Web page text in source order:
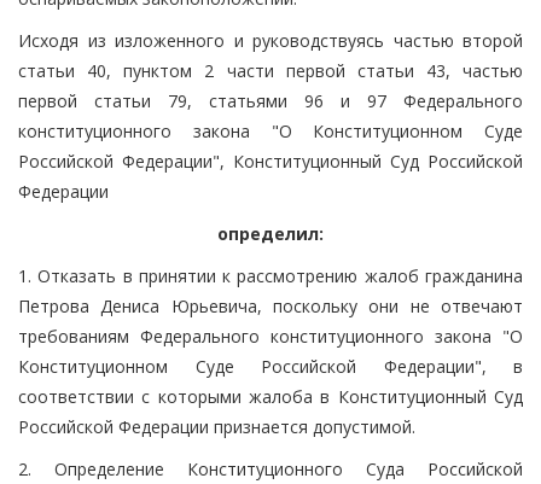
Исходя из изложенного и руководствуясь частью второй
статьи 40, пунктом 2 части первой статьи 43, частью
первой статьи 79, статьями 96 и 97 Федерального
конституционного закона "О Конституционном Суде
Российской Федерации", Конституционный Суд Российской
Федерации
определил:
1. Отказать в принятии к рассмотрению жалоб гражданина
Петрова Дениса Юрьевича, поскольку они не отвечают
требованиям Федерального конституционного закона "О
Конституционном Суде Российской Федерации", в
соответствии с которыми жалоба в Конституционный Суд
Российской Федерации признается допустимой.
2. Определение Конституционного Суда Российской